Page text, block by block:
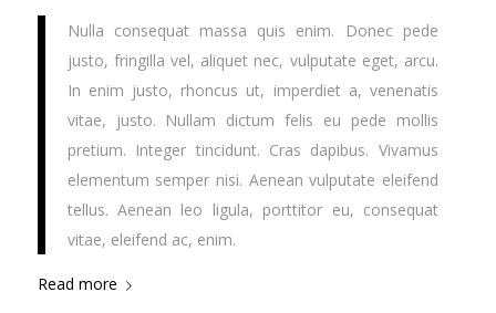
Nulla consequat massa quis enim. Donec pede
justo, fringilla vel, aliquet nec, vulputate eget, arcu.
In enim justo, rhoncus ut, imperdiet a, venenatis
vitae, justo. Nullam dictum felis eu pede mollis
pretium. Integer tincidunt. Cras dapibus. Vivamus
elementum semper nisi. Aenean vulputate eleifend
tellus. Aenean leo ligula, porttitor eu, consequat
vitae, eleifend ac, enim.
Read more